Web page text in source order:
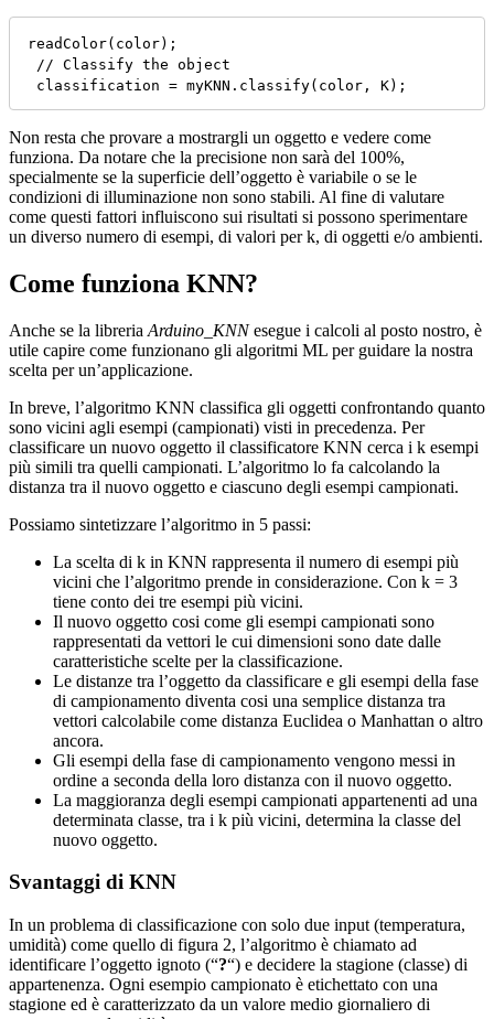
readColor(color);
// Classify the object
classification = myKNN.classify(color, K);
Non resta che provare a mostrargli un oggetto e vedere come
funziona. Da notare che la precisione non sarà del 100%,
specialmente se la superficie dell’oggetto è variabile o se le
condizioni di illuminazione non sono stabili. Al fine di valutare
come questi fattori influiscono sui risultati si possono sperimentare
un diverso numero di esempi, di valori per k, di oggetti e/o ambienti.
Come funziona KNN?
Anche se la libreria Arduino_KNNesegue i calcoli al posto nostro, è
utile capire come funzionano gli algoritmi ML per guidare la nostra
scelta per un’applicazione.
In breve, l’algoritmo KNN classifica gli oggetti confrontando quanto
sono vicini agli esempi (campionati) visti in precedenza. Per
classificare un nuovo oggetto il classificatore KNN cerca i k esempi
più simili tra quelli campionati. L’algoritmo lo fa calcolando la
distanza tra il nuovo oggetto e ciascuno degli esempi campionati.
Possiamo sintetizzare l’algoritmo in 5 passi:
La scelta di k in KNN rappresenta il numero di esempi più
vicini che l’algoritmo prende in considerazione. Con k = 3
tiene conto dei tre esempi più vicini.
Il nuovo oggetto cosi come gli esempi campionati sono
rappresentati da vettori le cui dimensioni sono date dalle
caratteristiche scelte per la classificazione.
Le distanze tra l’oggetto da classificare e gli esempi della fase
di campionamento diventa cosi una semplice distanza tra
vettori calcolabile come distanza Euclidea o Manhattan o altro
ancora.
Gli esempi della fase di campionamento vengono messi in
ordine a seconda della loro distanza con il nuovo oggetto.
La maggioranza degli esempi campionati appartenenti ad una
determinata classe, tra i k più vicini, determina la classe del
nuovo oggetto.
Svantaggi di KNN
In un problema di classificazione con solo due input (temperatura,
umidità) come quello di figura 2, l’algoritmo è chiamato ad
identificare l’oggetto ignoto (“?“) e decidere la stagione (classe) di
appartenenza. Ogni esempio campionato è etichettato con una
stagione ed è caratterizzato da un valore medio giornaliero di